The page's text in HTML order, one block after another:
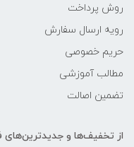
روش پرداخت
رویه ارسال سفارش
حریم خصوصی
مطالب آموزشی
تضمین اصالت
از تخفیف‌ها و جدیدترین‌های